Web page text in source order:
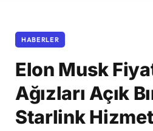
HABERLER
Elon Musk
Ağızları Açık
Starlink